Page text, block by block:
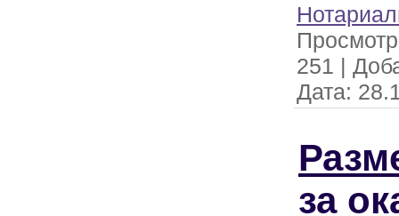
251 |
Дата:
за